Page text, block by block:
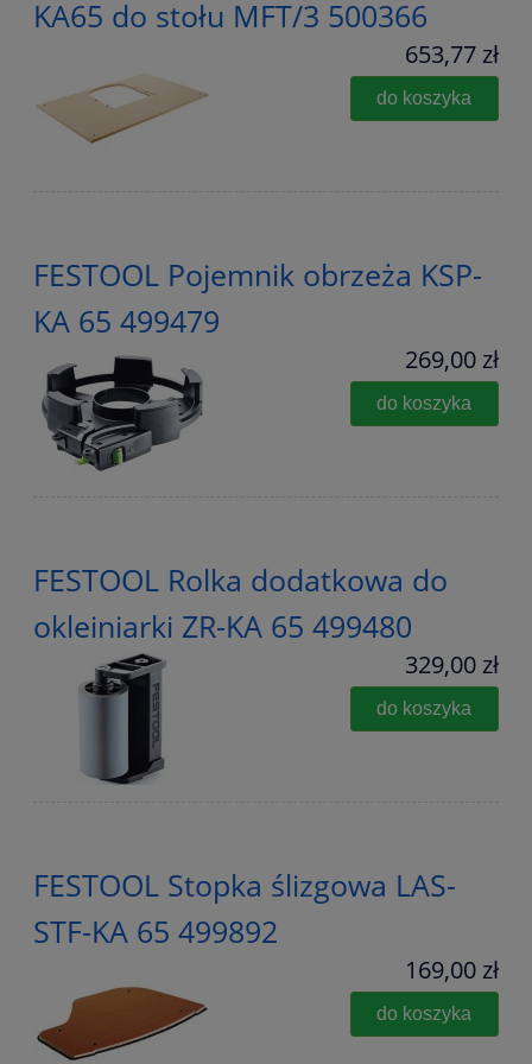
KA65 do stołu MFT/3 500366
653,77 zł
do koszyka
FESTOOL Pojemnik obrzeża KSP-
KA 65 499479
269,00 zł
do koszyka
FESTOOL Rolka dodatkowa do
okleiniarki ZR-KA 65 499480
329,00 zł
do koszyka
FESTOOL Stopka ślizgowa LAS-
STF-KA 65 499892
169,00 zł
do koszyka